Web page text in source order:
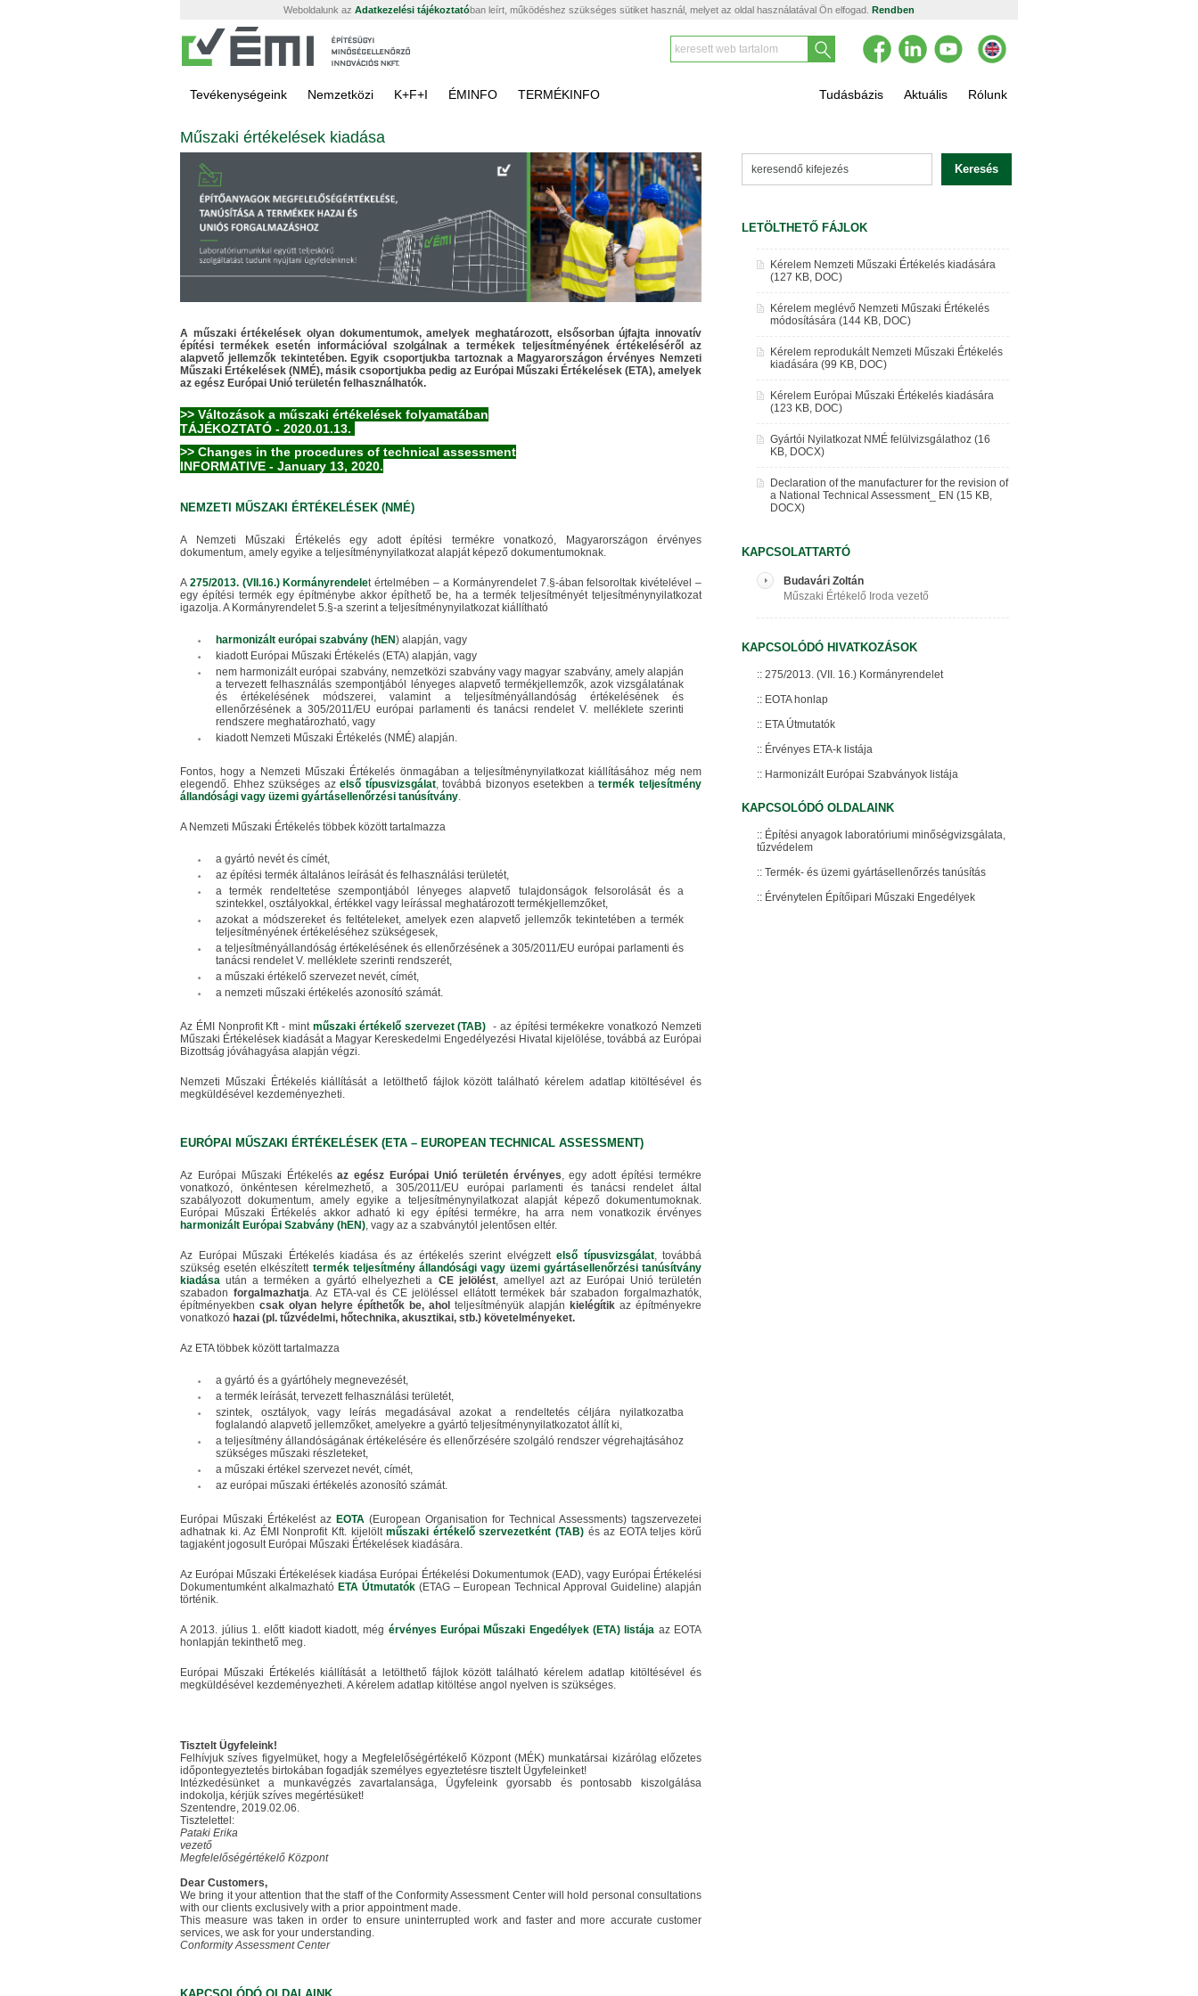
Weboldalunk az Adatkezelési tájékoztatóban leírt, működéshez szükséges sütiket használ, melyet az oldal használatával Ön elfogad. Rendben
Tevékenységeink Nemzetközi K+F+I ÉMINFO TERMÉKINFO Tudásbázis Aktuális Rólunk
Műszaki értékelések kiadása
A műszaki értékelések olyan dokumentumok, amelyek meghatározott, elsősorban újfajta innovatív
építési termékek esetén információval szolgálnak a termékek teljesítményének értékeléséről az
alapvető jellemzők tekintetében. Egyik csoportjukba tartoznak a Magyarországon érvényes Nemzeti
Műszaki Értékelések (NMÉ), másik csoportjukba pedig az Európai Műszaki Értékelések (ETA), amelyek
az egész Európai Unió területén felhasználhatók.
>> Változások a műszaki értékelések folyamatában
TÁJÉKOZTATÓ - 2020.01.13.
>> Changes in the procedures of technical assessment
INFORMATIVE - January 13, 2020.
NEMZETI MŰSZAKI ÉRTÉKELÉSEK (NMÉ)
A Nemzeti Műszaki Értékelés egy adott építési termékre vonatkozó, Magyarországon érvényes
dokumentum, amely egyike a teljesítménynyilatkozat alapját képező dokumentumoknak.
A 275/2013. (VII.16.) Kormányrendelet értelmében – a Kormányrendelet 7.§-ában felsoroltak kivételével –
egy építési termék egy építménybe akkor építhető be, ha a termék teljesítményét teljesítménynyilatkozat
igazolja. A Kormányrendelet 5.§-a szerint a teljesítménynyilatkozat kiállítható
harmonizált európai szabvány (hEN) alapján, vagy
kiadott Európai Műszaki Értékelés (ETA) alapján, vagy
nem harmonizált európai szabvány, nemzetközi szabvány vagy magyar szabvány, amely alapján
a tervezett felhasználás szempontjából lényeges alapvető termékjellemzők, azok vizsgálatának
és értékelésének módszerei, valamint a teljesítményállandóság értékelésének és
ellenőrzésének a 305/2011/EU európai parlamenti és tanácsi rendelet V. melléklete szerinti
rendszere meghatározható, vagy
kiadott Nemzeti Műszaki Értékelés (NMÉ) alapján.
Fontos, hogy a Nemzeti Műszaki Értékelés önmagában a teljesítménynyilatkozat kiállításához még nem
elegendő. Ehhez szükséges azelső típusvizsgálat, továbbá bizonyos esetekben atermék teljesítmény
állandósági vagy üzemi gyártásellenőrzési tanúsítvány
A Nemzeti Műszaki Értékelés többek között tartalmazza
a gyártó nevét és címét,
az építési termék általános leírását és felhasználási területét,
a termék rendeltetése szempontjából lényeges alapvető tulajdonságok felsorolását és a
szintekkel, osztályokkal, értékkel vagy leírással meghatározott termékjellemzőket,
azokat a módszereket és feltételeket, amelyek ezen alapvető jellemzők tekintetében a termék
teljesítményének értékeléséhez szükségesek,
a teljesítményállandóság értékelésének és ellenőrzésének a 305/2011/EU európai parlamenti és
tanácsi rendelet V. melléklete szerinti rendszerét,
a műszaki értékelő szervezet nevét, címét,
a nemzeti műszaki értékelés azonosító számát.
Az ÉMI Nonprofit Kft - mint műszaki értékelő szervezet (TAB) - az építési termékekre vonatkozó Nemzeti
Műszaki Értékelések kiadását a Magyar Kereskedelmi Engedélyezési Hivatal kijelölése, továbbá az Európai
Bizottság jóváhagyása alapján végzi.
Nemzeti Műszaki Értékelés kiállítását a letölthető fájlok között található kérelem adatlap kitöltésével és
megküldésével kezdeményezheti.
EURÓPAI MŰSZAKI ÉRTÉKELÉSEK (ETA – EUROPEAN TECHNICAL ASSESSMENT)
Az Európai Műszaki Értékelésaz egész Európai Unió területén érvényes , egy adott építési termékre
vonatkozó, önkéntesen kérelmezhető, a 305/2011/EU európai parlamenti és tanácsi rendelet által
szabályozott dokumentum, amely egyike a teljesítménynyilatkozat alapját képező dokumentumoknak.
Európai Műszaki Értékelés akkor adható ki egy építési termékre, ha arra nem vonatkozik érvényes
harmonizált Európai Szabvány (hEN) , vagy az a szabványtól jelentősen eltér.
Az Európai Műszaki Értékelés kiadása és az értékelés szerint elvégzett első típusvizsgálat, továbbá
szükség esetén elkészített termék teljesítmény állandósági vagy üzemi gyártásellenőrzési tanúsítvány
kiadása után a terméken a gyártó elhelyezheti a CE jelölést, amellyel azt az Európai Unió területén
szabadon forgalmazhatja . Az ETA-val és CE jelöléssel ellátott termékek bár szabadon forgalmazhatók,
építményekben csak olyan helyre építhetők be, ahol teljesítményük alapján kielégítik az építményekre
vonatkozó hazai (pl. tűzvédelmi, hőtechnika, akusztikai, stb.) követelményeket.
Az ETA többek között tartalmazza
a gyártó és a gyártóhely megnevezését,
a termék leírását, tervezett felhasználási területét,
szintek, osztályok, vagy leírás megadásával azokat a rendeltetés céljára nyilatkozatba
foglalandó alapvető jellemzőket, amelyekre a gyártó teljesítménynyilatkozatot állít ki,
a teljesítmény állandóságának értékelésére és ellenőrzésére szolgáló rendszer végrehajtásához
szükséges műszaki részleteket,
a műszaki értékel szervezet nevét, címét,
az európai műszaki értékelés azonosító számát.
Európai Műszaki Értékelést az EOTA (European Organisation for Technical Assessments) tagszervezetei
adhatnak ki. Az ÉMI Nonprofit Kft. kijelöltműszaki értékelő szervezetként (TAB) és az EOTA teljes körű
tagjaként jogosult Európai Műszaki Értékelések kiadására.
Az Európai Műszaki Értékelések kiadása Európai Értékelési Dokumentumok (EAD), vagy Európai Értékelési
Dokumentumként alkalmazható ETA Útmutatók(ETAG – European Technical Approval Guideline) alapján
történik.
A 2013. július 1. előtt kiadott kiadott, még érvényes Európai Műszaki Engedélyek (ETA) listája az EOTA
honlapján tekinthető meg.
Európai Műszaki Értékelés kiállítását a letölthető fájlok között található kérelem adatlap kitöltésével és
megküldésével kezdeményezheti. A kérelem adatlap kitöltése angol nyelven is szükséges.
Tisztelt Ügyfeleink!
Felhívjuk szíves figyelmüket, hogy a Megfelelőségértékelő Központ (MÉK) munkatársai kizárólag előzetes
időpontegyeztetés birtokában fogadják személyes egyeztetésre tisztelt Ügyfeleinket!
Intézkedésünket a munkavégzés zavartalansága, Ügyfeleink gyorsabb és pontosabb kiszolgálása
indokolja, kérjük szíves megértésüket!
Szentendre, 2019.02.06.
Tisztelettel:
Pataki Erika
vezető
Megfelelőségértékelő Központ
Dear Customers,
We bring it your attention that the staff of the Conformity Assessment Center will hold personal consultations
with our clients exclusively with a prior appointment made.
This measure was taken in order to ensure uninterrupted work and faster and more accurate customer
services, we ask for your understanding.
Conformity Assessment Center
Keresés
LETÖLTHETŐ FÁJLOK
Kérelem Nemzeti Műszaki Értékelés kiadására
(127 KB, DOC)
Kérelem meglévő Nemzeti Műszaki Értékelés
módosítására (144 KB, DOC)
Kérelem reprodukált Nemzeti Műszaki Értékelés
kiadására (99 KB, DOC)
Kérelem Európai Műszaki Értékelés kiadására
(123 KB, DOC)
Gyártói Nyilatkozat NMÉ felülvizsgálathoz (16
KB, DOCX)
Declaration of the manufacturer for the revision of
a National Technical Assessment_ EN (15 KB,
DOCX)
KAPCSOLATTARTÓ
Budavári Zoltán
Műszaki Értékelő Iroda vezető
KAPCSOLÓDÓ HIVATKOZÁSOK
275/2013. (VII. 16.) Kormányrendelet
EOTA honlap
ETA Útmutatók
Érvényes ETA-k listája
Harmonizált Európai Szabványok listája
KAPCSOLÓDÓ OLDALAINK
Építési anyagok laboratóriumi minőségvizsgálata,
tűzvédelem
Termék- és üzemi gyártásellenőrzés tanúsítás
Érvénytelen Építőipari Műszaki Engedélyek